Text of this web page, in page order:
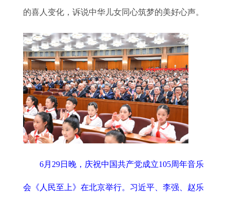
的喜人变化，诉说中华儿女同心筑梦的美好心声。
6月29日晚，庆祝中国共产党成立105周年音乐
会《人民至上》在北京举行。习近平、李强、赵乐